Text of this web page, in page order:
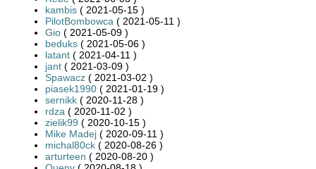
kambis ( 2021-05-15 )
PilotBombowca ( 2021-05-11 )
Gio ( 2021-05-09 )
beduks ( 2021-05-06 )
latant ( 2021-04-11 )
jant ( 2021-03-09 )
Spawacz ( 2021-03-02 )
piasek1990 ( 2021-01-19 )
sernikk ( 2020-11-28 )
rdza ( 2020-11-02 )
zielik99 ( 2020-10-15 )
Mike Madej ( 2020-09-11 )
michal80ck ( 2020-08-26 )
arturteen ( 2020-08-20 )